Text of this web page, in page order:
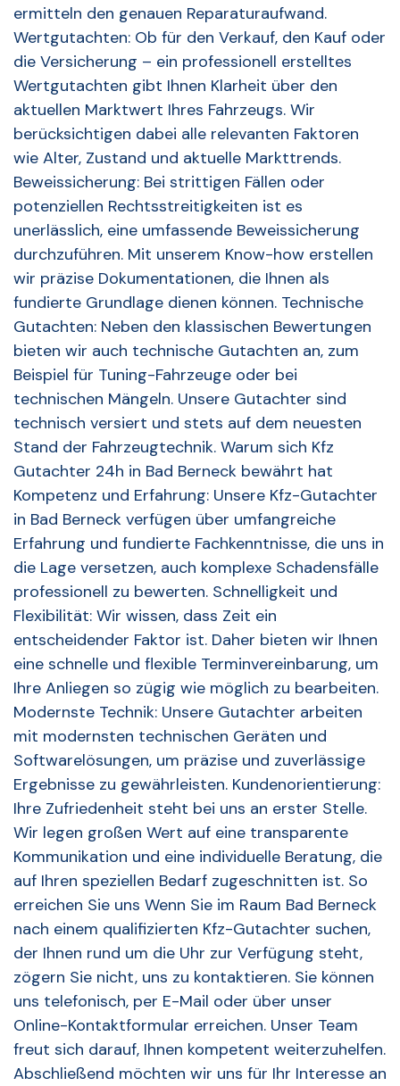
ermitteln den genauen Reparaturaufwand.
Wertgutachten: Ob für den Verkauf, den Kauf oder
die Versicherung – ein professionell erstelltes
Wertgutachten gibt Ihnen Klarheit über den
aktuellen Marktwert Ihres Fahrzeugs. Wir
berücksichtigen dabei alle relevanten Faktoren
wie Alter, Zustand und aktuelle Markttrends.
Beweissicherung: Bei strittigen Fällen oder
potenziellen Rechtsstreitigkeiten ist es
unerlässlich, eine umfassende Beweissicherung
durchzuführen. Mit unserem Know-how erstellen
wir präzise Dokumentationen, die Ihnen als
fundierte Grundlage dienen können. Technische
Gutachten: Neben den klassischen Bewertungen
bieten wir auch technische Gutachten an, zum
Beispiel für Tuning-Fahrzeuge oder bei
technischen Mängeln. Unsere Gutachter sind
technisch versiert und stets auf dem neuesten
Stand der Fahrzeugtechnik. Warum sich Kfz
Gutachter 24h in Bad Berneck bewährt hat
Kompetenz und Erfahrung: Unsere Kfz-Gutachter
in Bad Berneck verfügen über umfangreiche
Erfahrung und fundierte Fachkenntnisse, die uns in
die Lage versetzen, auch komplexe Schadensfälle
professionell zu bewerten. Schnelligkeit und
Flexibilität: Wir wissen, dass Zeit ein
entscheidender Faktor ist. Daher bieten wir Ihnen
eine schnelle und flexible Terminvereinbarung, um
Ihre Anliegen so zügig wie möglich zu bearbeiten.
Modernste Technik: Unsere Gutachter arbeiten
mit modernsten technischen Geräten und
Softwarelösungen, um präzise und zuverlässige
Ergebnisse zu gewährleisten. Kundenorientierung:
Ihre Zufriedenheit steht bei uns an erster Stelle.
Wir legen großen Wert auf eine transparente
Kommunikation und eine individuelle Beratung, die
auf Ihren speziellen Bedarf zugeschnitten ist. So
erreichen Sie uns Wenn Sie im Raum Bad Berneck
nach einem qualifizierten Kfz-Gutachter suchen,
der Ihnen rund um die Uhr zur Verfügung steht,
zögern Sie nicht, uns zu kontaktieren. Sie können
uns telefonisch, per E-Mail oder über unser
Online-Kontaktformular erreichen. Unser Team
freut sich darauf, Ihnen kompetent weiterzuhelfen.
Abschließend möchten wir uns für Ihr Interesse an